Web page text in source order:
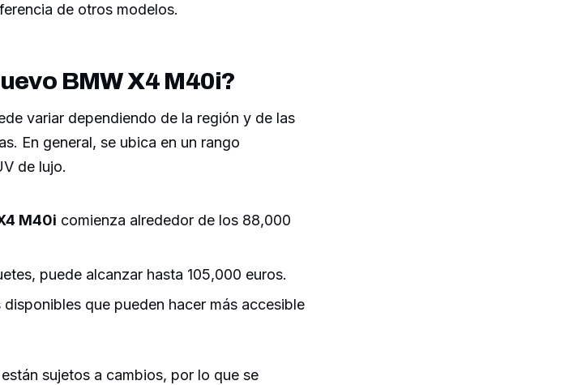
de otros modelos.
BMW X4 M40i?
variar dependiendo de la región y de las
En general, se ubica en un rango
de lujo.
M40i comienza alrededor de los 88,000
puede alcanzar hasta 105,000 euros.
que pueden hacer más accesible
sujetos a cambios, por lo que se